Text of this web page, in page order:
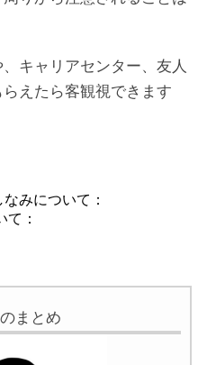
キャリアセンター、友人
えたら客観視できます
みについて：
：
まとめ